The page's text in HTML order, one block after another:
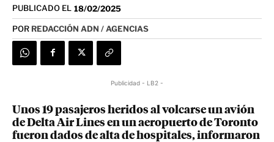
PUBLICADO EL 18/02/2025
POR REDACCIÓN ADN / AGENCIAS
Publicidad - LB2 -
Unos 19 pasajeros heridos al volcarse un avión
de Delta Air Lines en un aeropuerto de Toronto
fueron dados de alta de hospitales, informaron